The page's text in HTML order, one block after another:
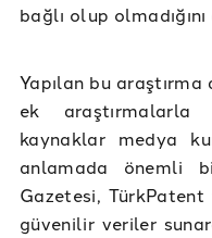
bağlı olup
Yapılan bu
ek araştırmalarla
kaynaklar medya
anlamada önemli
Gazetesi,
güvenilir veriler